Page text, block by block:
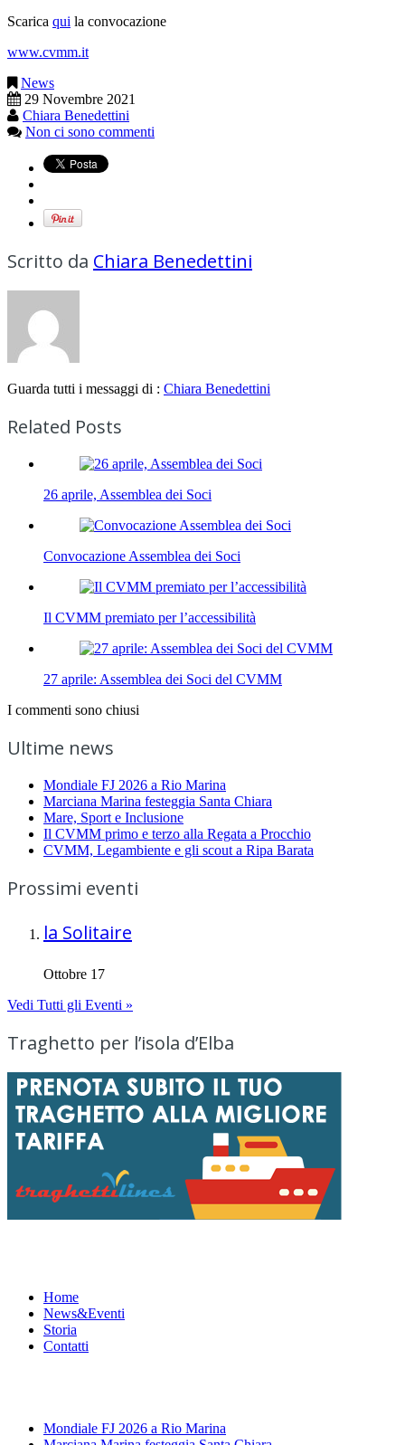
Scarica qui la convocazione
www.cvmm.it
News
29 Novembre 2021
Chiara Benedettini
Non ci sono commenti
Scritto da Chiara Benedettini
Guarda tutti i messaggi di : Chiara Benedettini
Related Posts
26 aprile, Assemblea dei Soci
Convocazione Assemblea dei Soci
Il CVMM premiato per l’accessibilità
27 aprile: Assemblea dei Soci del CVMM
I commenti sono chiusi
Ultime news
Mondiale FJ 2026 a Rio Marina
Marciana Marina festeggia Santa Chiara
Mare, Sport e Inclusione
Il CVMM primo e terzo alla Regata a Procchio
CVMM, Legambiente e gli scout a Ripa Barata
Prossimi eventi
la Solitaire
Ottobre 17
Vedi Tutti gli Eventi »
Traghetto per l’isola d’Elba
Home
News&Eventi
Storia
Contatti
Mondiale FJ 2026 a Rio Marina